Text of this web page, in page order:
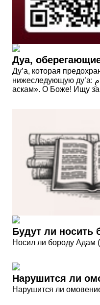
Дуа,
Ду’а, которая
нижеследующую ду’а: اللَّهُمَّ إِنِّى أَعُوذُ بِكَ مِنَ الْبرَصِ وَ الْجُنُونِ وَ الْجُذَامِ وَ سَيِّئِ الْأَسْقَامِ. «Аллахумма инни агузу бика мин-аль-барасый уа-ль-джунани уа-ль-джудами уа сайиэ иль-
аскам». О Боже! Ищу
Будут ли носить
Носил ли бороду Адам
Нарушится ли
Нарушится ли